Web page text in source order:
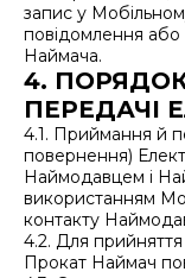
запис у
повідомлення або
Наймача.
4.
ПЕРЕДАЧІ
4.1. Приймання й
повернення)
Наймодавцем і
використанням
контакту
4.2. Для
Прокат Наймач